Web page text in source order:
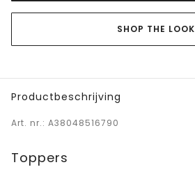
SHOP THE LOOK
Productbeschrijving
Art. nr.: A38048516790
Toppers